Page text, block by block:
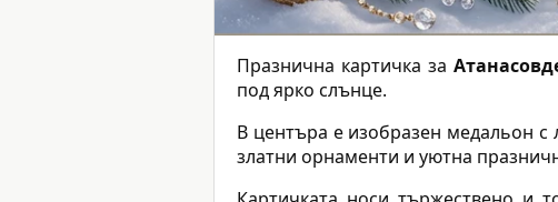
Празнична картичка за
под ярко слънце.
В центъра е изобразен медальон с
златни орнаменти и уютна